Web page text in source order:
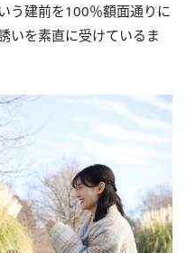
う建前を100％額面通りに
いを素直に受けているま